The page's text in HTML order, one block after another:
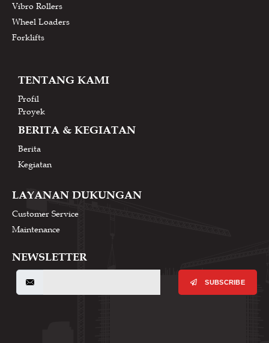
Vibro Rollers
Wheel Loaders
Forklifts
TENTANG KAMI
Profil
Proyek
BERITA & KEGIATAN
Berita
Kegiatan
LAYANAN DUKUNGAN
Customer Service
Maintenance
NEWSLETTER
SUBSCRIBE